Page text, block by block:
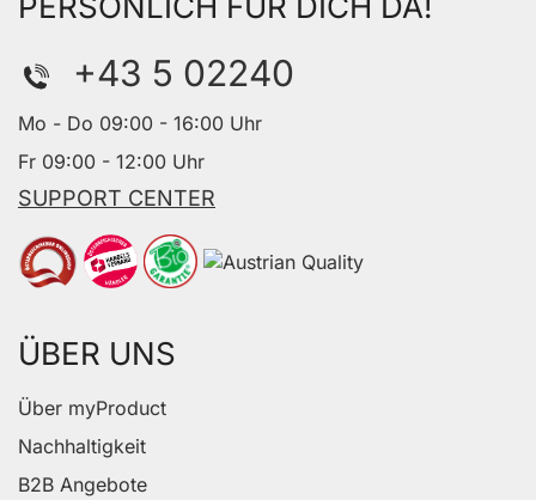
+43 5 02240
Mo - Do 09:00 - 16:00 Uhr
Fr 09:00 - 12:00 Uhr
SUPPORT CENTER
ÜBER UNS
Über myProduct
Nachhaltigkeit
B2B Angebote